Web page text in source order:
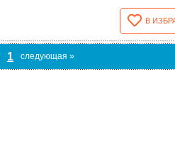
В
1 следующая »